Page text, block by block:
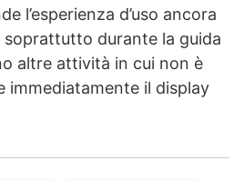
l’esperienza d’uso ancora
soprattutto durante la guida
altre attività in cui non è
immediatamente il display